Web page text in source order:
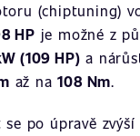
(chiptuning)
HP je možné z
(109 HP) a
až na108 Nm.
po úpravě zvýší